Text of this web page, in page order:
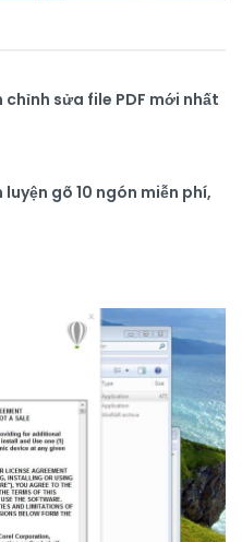
chỉnh sửa file PDF mới nhất
luyện gõ 10 ngón miễn phí,